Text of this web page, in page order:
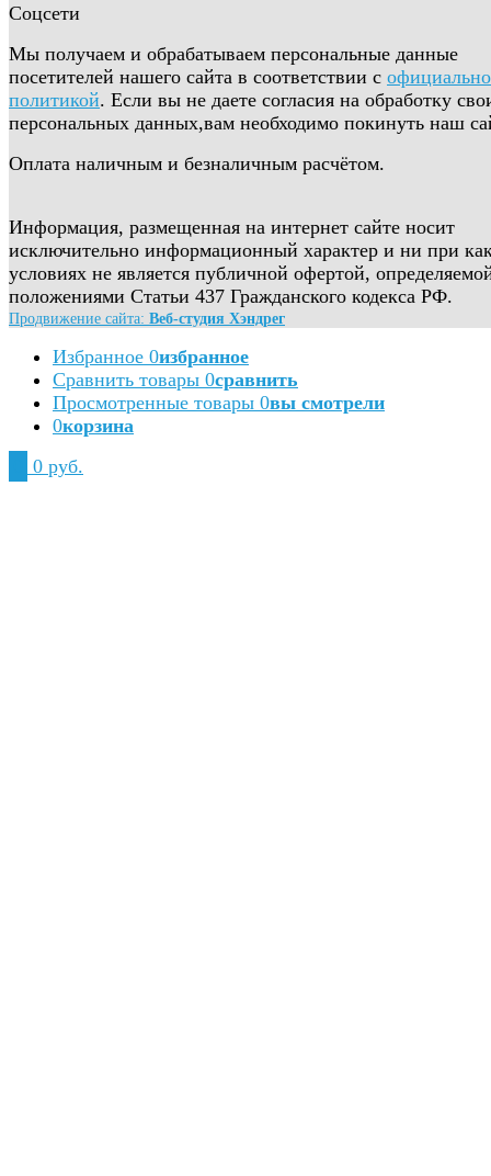
Соцсети
Мы получаем и обрабатываем персональные данные
посетителей нашего сайта в соответствии с
политикой. Если вы не даете согласия на обработку
персональных данных,вам необходимо покинуть наш
Оплата наличным и безналичным расчётом.
Информация, размещенная на интернет сайте носит
исключительно информационный характер и ни при
условиях не является публичной офертой,
положениями Статьи 437 Гражданского кодекса РФ.
Продвижение сайта: Веб-студия Хэндрег
Избранное 0избранное
Сравнить товары 0сравнить
Просмотренные товары 0вы смотрели
0корзина
0 руб.